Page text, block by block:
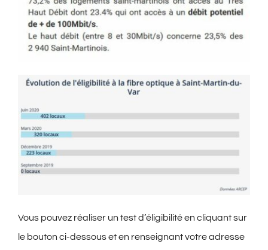
Vous pouvez réaliser un test d’éligibilité en cliquant sur
le bouton ci-dessous et en renseignant votre adresse